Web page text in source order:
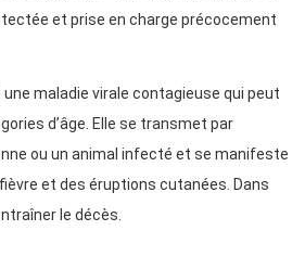
et prise en charge précocement
une maladie virale contagieuse qui peut
d’âge. Elle se transmet par
ou un animal infecté et se manifeste
et des éruptions cutanées. Dans
le décès.